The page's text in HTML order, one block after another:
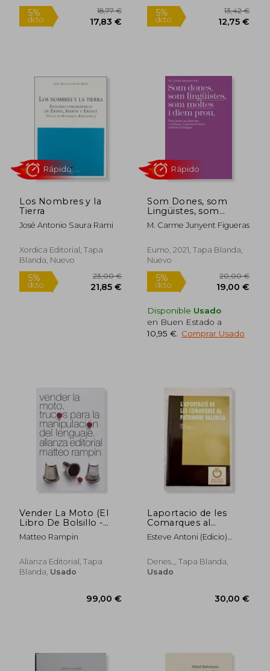
5% 5%
5%
dcto.
5%
dcto.
Los Nombres y la
Tierra
José Antonio Saura Rami
Xordica Editorial, Tapa
Blanda, Nuevo
Som Dones, som
Lingüistes, som
Moltes i Diem Prou:
Prou Textos
Confusos. Canviem el
món i Canviarà la
Vista) (en Catalán)
M. Carme Junyent Figueras
Eumo, 2021, Tapa Blanda,
Nuevo
Rápido
Disponible Usado
en Buen Estado a
10,95 € Comprar Usado
Vender La Moto (El
Libro De Bolsillo -
Ciencias Sociales)
Matteo Rampin
Alianza Editorial, Tapa
Blanda, Usado
Laportacio de les
Comarques al
Patrimoni Valencia
Esteve Antoni (Edicio)
Denes.,, Tapa Blanda,
Usado